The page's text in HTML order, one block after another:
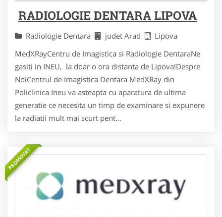
RADIOLOGIE DENTARA LIPOVA
Radiologie Dentara judet Arad
Lipova
MedXRayCentru de Imagistica si Radiologie DentaraNe
gasiti in INEU, la doar o ora distanta de Lipova!Despre
NoiCentrul de Imagistica Dentara MedXRay din
Policlinica Ineu va asteapta cu aparatura de ultima
generatie ce necesita un timp de examinare si expunere
la radiatii mult mai scurt pent...
PROMOVAT